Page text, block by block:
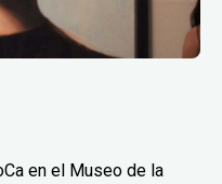
en el Museo de la